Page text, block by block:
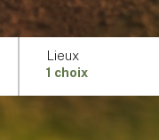
Lieux
1 choix